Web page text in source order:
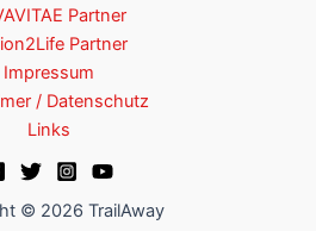
Partner
Partner
Impressum
/ Datenschutz
Links
© 2026 TrailAway